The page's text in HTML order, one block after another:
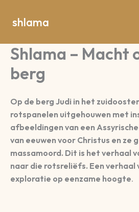
naar
inhoud
shlama
Shlama – Macht
berg
Op de berg Judi in het
rotspanelen uitgehouwen met
afbeeldingen van een
van eeuwen voor Christus en ze
massamoord. Dit is het verhaal
naar die rotsreliëfs. Een verhaal
exploratie op eenzame hoogte.